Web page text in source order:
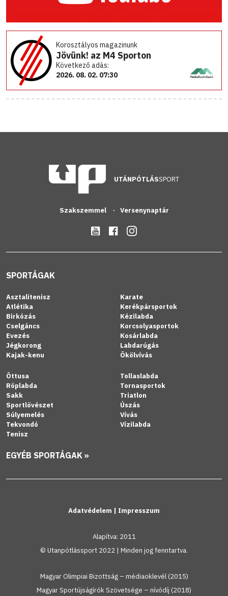
Korosztályos magazinunk
Jövünk! az M4 Sporton
Következő adás:
2026. 08. 02. 07:30
UTÁNPÓTLÁSSPORT
Szakszemmel Versenynaptár
SPORTÁGAK
Asztalitenisz
Atlétika
Birkózás
Cselgáncs
Evezés
Jégkorong
Kajak-kenu
Karate
Kerékpársportok
Kézilabda
Korcsolyasportok
Kosárlabda
Labdarúgás
Ökölvívás
Öttusa
Röplabda
Sakk
Sportlövészet
Súlyemelés
Tekvondó
Tenisz
Tollaslabda
Tornasportok
Triatlon
Úszás
Vívás
Vízilabda
EGYÉB SPORTÁGAK »
Adatvédelem | Impresszum
Alapítva: 2011
© Utanpótlássport 2022 | Minden jog fenntartva.
Magyar Olimpiai Bizottság – médiaoklevél (2015)
Magyar Sportújságírók Szövetsége – nívódíj (2018)